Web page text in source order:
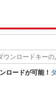
ロードが可能！